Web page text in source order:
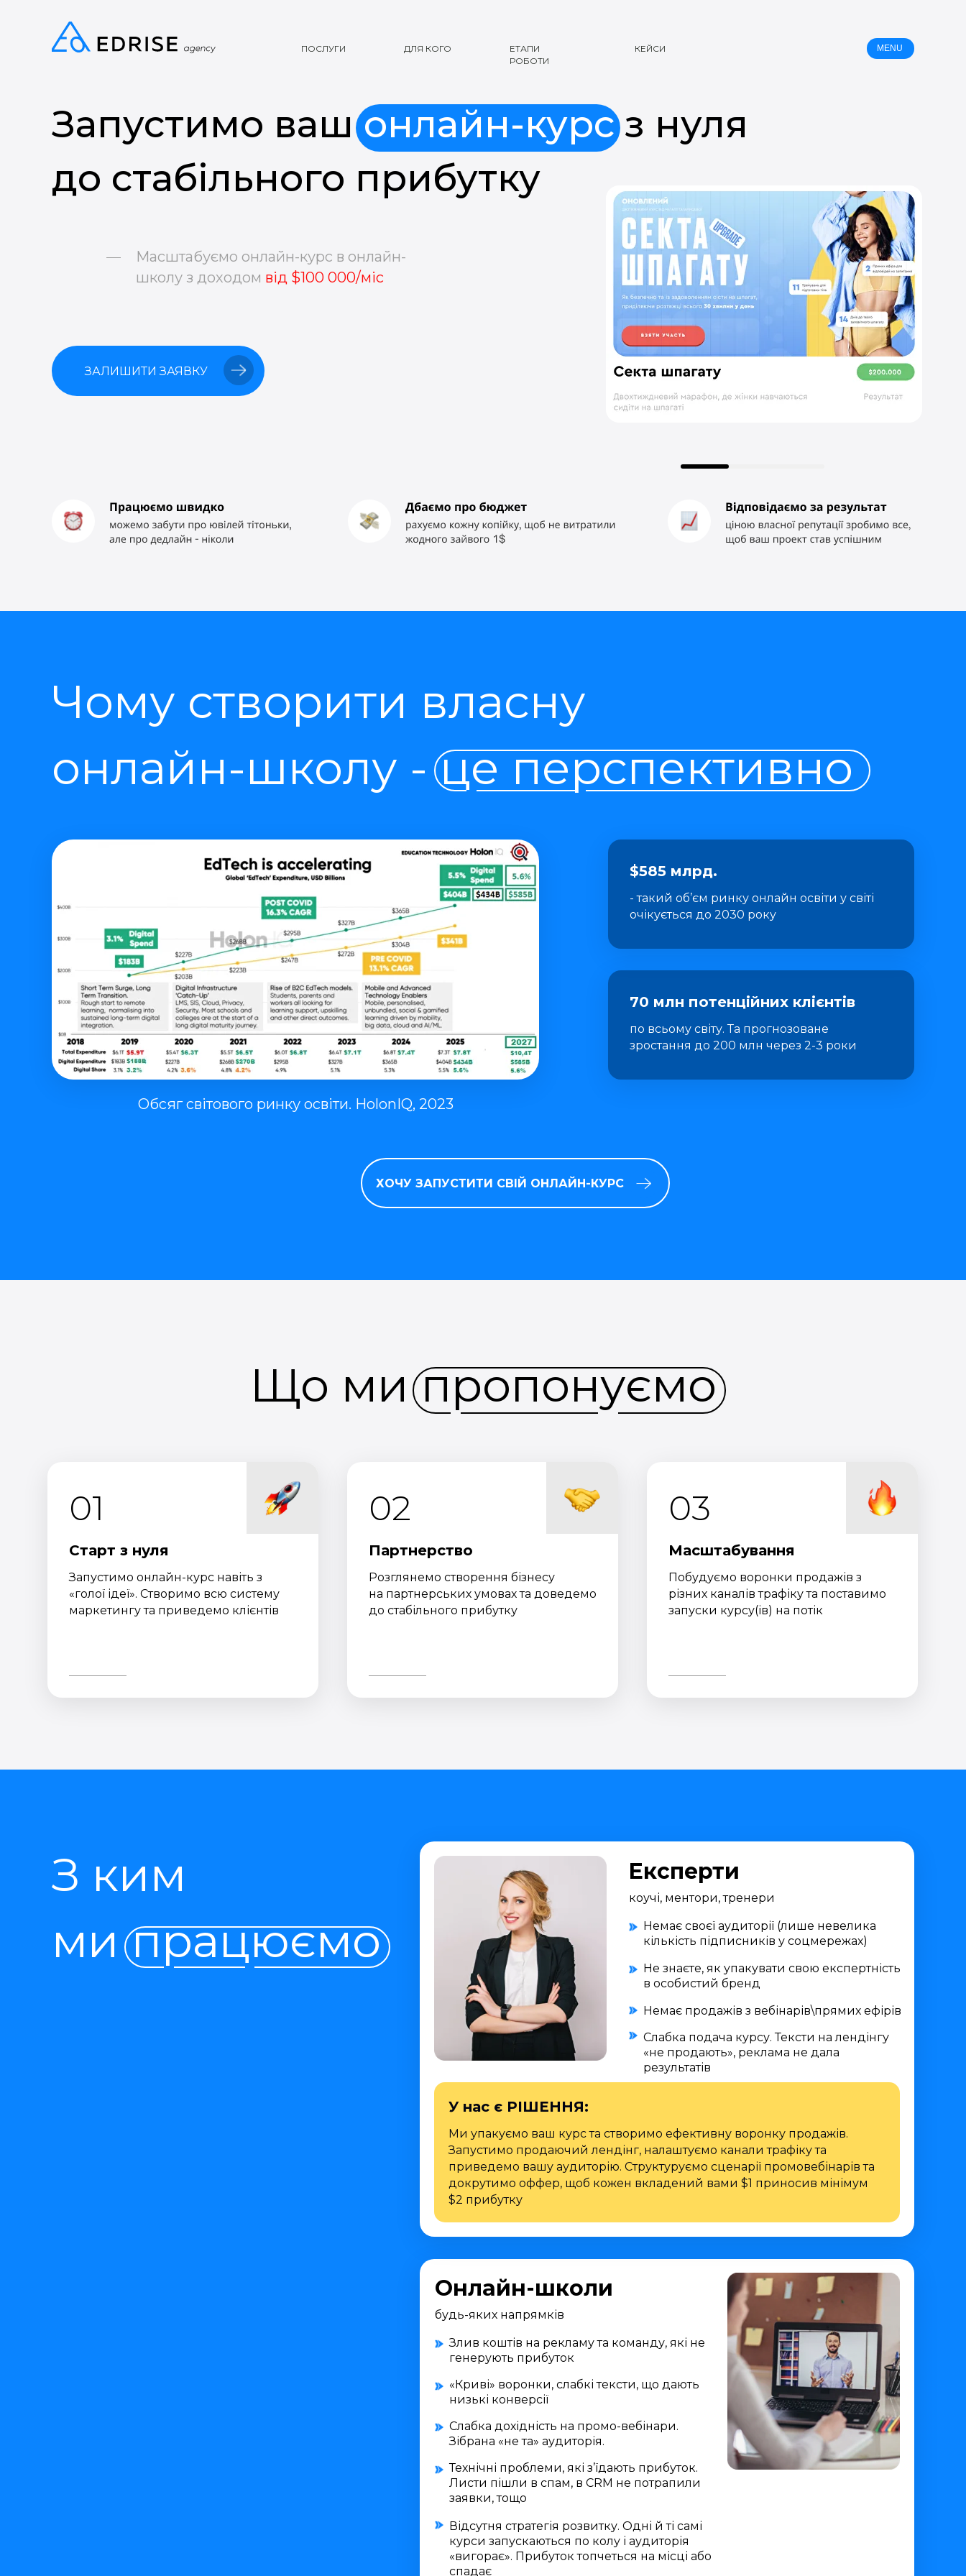
MENU
Запустимо вашонлайн-курсз нуля
до стабільного прибутку
Масштабуємо онлайн-курс в онлайн-
школу з доходом від $100 000/міс
ПОСЛУГИ ДЛЯ КОГО КЕЙСИ
ЕТАПИ
РОБОТИ
ЗАЛИШИТИ ЗАЯВКУ
Чому створити власну
онлайн-школу - це перспективно
$585 млрд.
Обсяг світового ринку освіти. HolonIQ, 2023
- такий об’єм ринку онлайн освіти у світі
очікується до 2030 року
70 млн потенційних клієнтів
по всьому світу. Та прогнозоване
зростання до 200 млн через 2-3 роки
ХОЧУ ЗАПУСТИТИ СВІЙ ОНЛАЙН-КУРС
Старт з нуля Партнерство Масштабування
01 02 03
Запустимо онлайн-курс навіть з
«голої ідеї». Створимо всю систему
маркетингу та приведемо клієнтів
Розглянемо створення бізнесу
на партнерських умовах та доведемо
до стабільного прибутку
Побудуємо воронки продажів з
різних каналів трафіку та поставимо
запуски курсу(ів) на потік
Що ми пропонуємо
З ким
ми працюємо
Онлайн-школи
будь-яких напрямків
Злив коштів на рекламу та команду, які не
генерують прибуток
«Криві» воронки, слабкі тексти, що дають
низькі конверсії
Слабка дохідність на промо-вебінари.
Зібрана «не та» аудиторія.
Технічні проблеми, які з’їдають прибуток.
Листи пішли в спам, в CRM не потрапили
заявки, тощо
Відсутня стратегія розвитку. Одні й ті самі
курси запускаються по колу і аудиторія
«вигорає». Прибуток топчеться на місці або
спадає
Експерти
коучі, ментори, тренери
У нас є РІШЕННЯ:
Ми упакуємо ваш курс та створимо ефективну воронку продажів.
Запустимо продаючий лендінг, налаштуємо канали трафіку та
приведемо вашу аудиторію. Структуруємо сценарії промовебінарів та
докрутимо оффер, щоб кожен вкладений вами $1 приносив мінімум
$2 прибутку
Немає своєї аудиторії (лише невелика
кількість підписників у соцмережах)
Не знаєте, як упакувати свою експертність
в особистий бренд
Немає продажів з вебінарів\прямих ефірів
Слабка подача курсу. Тексти на лендінгу
«не продають», реклама не дала
результатів